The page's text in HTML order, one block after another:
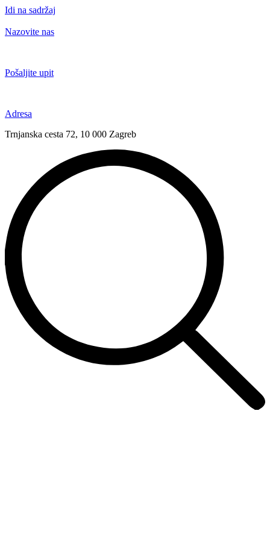
Idi na sadržaj
Nazovite nas
Pošaljite upit
Adresa
Trnjanska cesta 72, 10 000 Zagreb